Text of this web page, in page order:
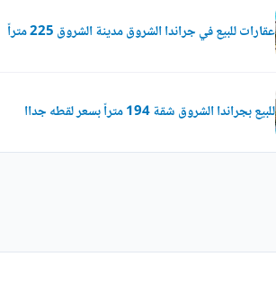
عقارات للبيع في جراندا الشروق مدينة الشروق 225 متراً
للبيع بجراندا الشروق شقة 194 متراً بسعر لقطه جداا